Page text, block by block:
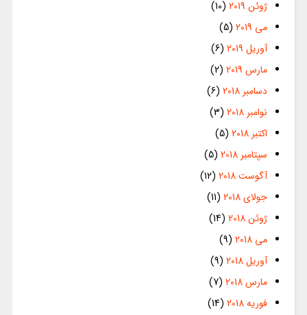
ژوئن 2019
(10)
می 2019
(5)
آوریل 2019
(6)
مارس 2019
(2)
دسامبر 2018
(6)
نوامبر 2018
(3)
اکتبر 2018
(5)
سپتامبر 2018
(5)
آگوست 2018
(12)
جولای 2018
(11)
ژوئن 2018
(14)
می 2018
(9)
آوریل 2018
(9)
مارس 2018
(7)
فوریه 2018
(14)